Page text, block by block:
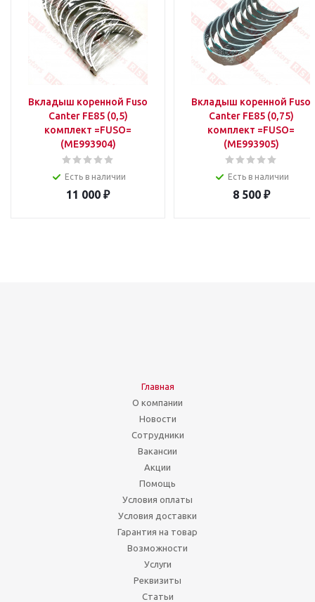
Вкладыш коренной Fuso
Canter FE85 (0,5)
комплект =FUSO=
(ME993904)
Есть в наличии
11 000 ₽
Вкладыш коренной Fuso
Canter FE85 (0,75)
комплект =FUSO=
(ME993905)
Есть в наличии
8 500₽
Главная
О компании
Новости
Сотрудники
Вакансии
Акции
Помощь
Условия оплаты
Условия доставки
Гарантия на товар
Возможности
Услуги
Реквизиты
Статьи